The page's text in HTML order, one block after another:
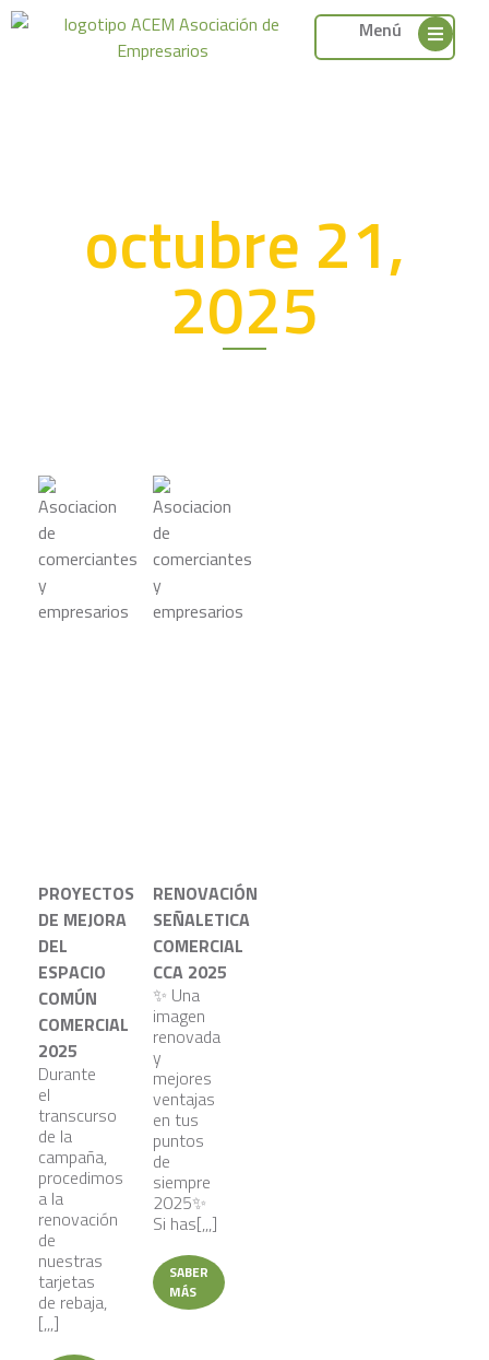
Menú
octubre 21,
2025
PROYECTOS
DE MEJORA
DEL
ESPACIO
COMÚN
COMERCIAL
2025
Durante
el
transcurso
de la
campaña,
procedimos
a la
renovación
de
nuestras
tarjetas
de rebaja,
[,,,]
RENOVACIÓN
SEÑALETICA
COMERCIAL
CCA 2025
✨ Una
imagen
renovada
y
mejores
ventajas
en tus
puntos
de
siempre
2025✨
Si has[,,,]
SABER
MÁS